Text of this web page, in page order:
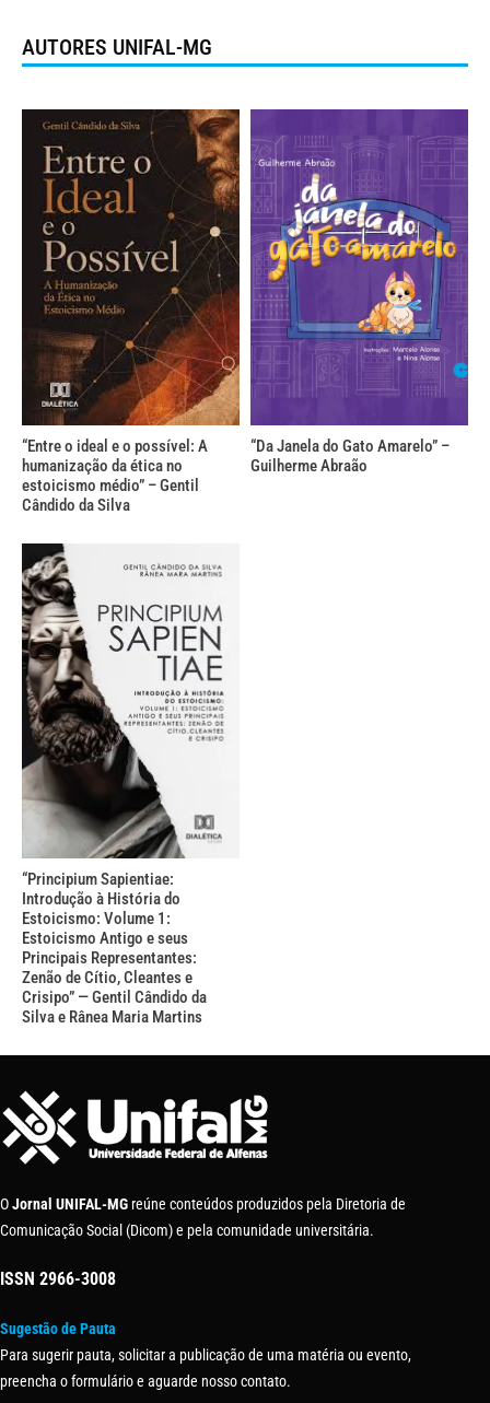
AUTORES UNIFAL-MG
“Entre o ideal e o possível: A
humanização da ética no
estoicismo médio” – Gentil
Cândido da Silva
“Da Janela do Gato Amarelo” –
Guilherme Abraão
“Principium Sapientiae:
Introdução à História do
Estoicismo: Volume 1:
Estoicismo Antigo e seus
Principais Representantes:
Zenão de Cítio, Cleantes e
Crisipo” — Gentil Cândido da
Silva e Rânea Maria Martins
OJornal UNIFAL-MG reúne conteúdos produzidos pela Diretoria de
Comunicação Social (Dicom) e pela comunidade universitária.
ISSN 2966-3008
Sugestão de Pauta
Para sugerir pauta, solicitar a publicação de uma matéria ou evento,
preencha o formulário e aguarde nosso contato.